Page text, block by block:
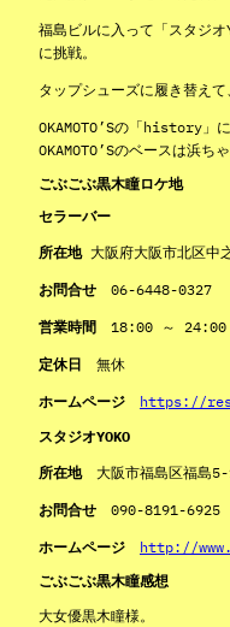
福島ビルに入って「スタジオ
に挑戦。
タップシューズに履き替えて
OKAMOTO’Sの「history」
OKAMOTO’Sのベースは浜ち
ごぶごぶ黒木瞳ロケ地
セラーバー
所在地大阪府大阪市北区中
お問合せ 06-6448-0327
営業時間 18:00 ～ 24:00
定休日 無休
ホームページ
https://
スタジオYOKO
所在地大阪市福島区福島5-
お問合せ 090-8191-6925
ホームページ
http://
ごぶごぶ黒木瞳感想
大女優黒木瞳様。